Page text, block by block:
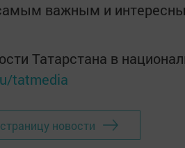
важным и
Татарстана в
tatmedia
новости